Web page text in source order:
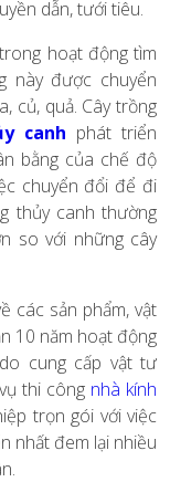
dẫn, tưới tiêu.
hoạt động tìm
này được chuyển
củ, quả. Cây trồng
canh phát triển
bằng của chế độ
chuyển đổi để đi
thủy canh thường
so với những cây
các sản phẩm, vật
10 năm hoạt động
cung cấp vật tư
thi công nhà kính
trọn gói với việc
nhất đem lại nhiều